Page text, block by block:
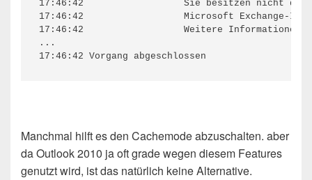
17:46:42                  Sie besitzen nicht
17:46:42                  Microsoft Exchange-
17:46:42                  Weitere
...
Manchmal hilft es den Cachemode abzuschalten. aber
da Outlook 2010 ja oft grade wegen diesem Features
genutzt wird, ist das natürlich keine Alternative.